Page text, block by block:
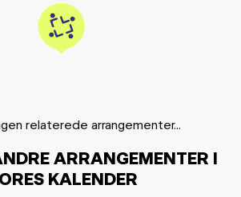
relaterede arrangementer...
ARRANGEMENTER I
KALENDER